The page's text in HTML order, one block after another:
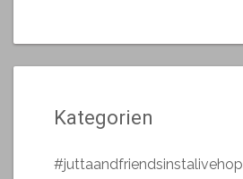
Kategorien
#juttaandfriendsinstalivehop